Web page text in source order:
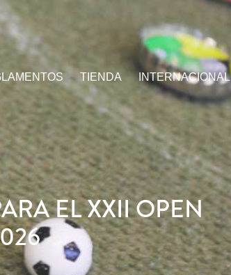
TIENDA INTERNACIONAL
EL XXII OPEN